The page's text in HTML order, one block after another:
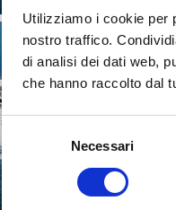
Utilizziamo i cookie per
nostro traffico.
di analisi dei dati web,
che hanno raccolto dal
Selezione
del
consenso
Necessari